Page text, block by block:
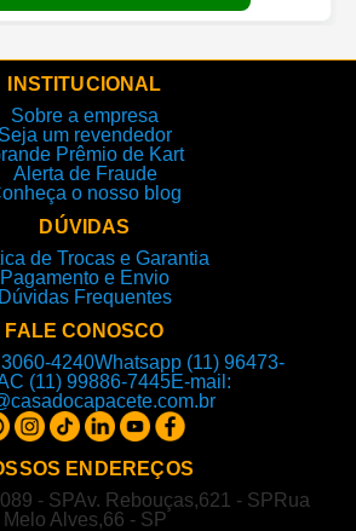
INSTITUCIONAL
Sobre a empresa
Seja um revendedor
Prêmio de Kart
Alerta de Fraude
o nosso blog
DÚVIDAS
de Trocas e Garantia
Pagamento e Envio
Dúvidas Frequentes
FALE CONOSCO
4240Whatsapp (11) 96473-
(11) 99886-7445E-mail:
ENDEREÇOS
- SPAv. Rebouças,621 - SP Rua
Melo Alves,66 - SP